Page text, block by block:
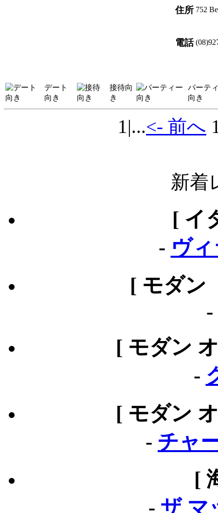
住所 752
電話
デート
向き
接待向
き
パーテ
向き
1|...<- 前へ
新着
[ イ
- ヴ
[ モダ
-
[ モダン
-
[ モダン
- チャ
[
- ザ